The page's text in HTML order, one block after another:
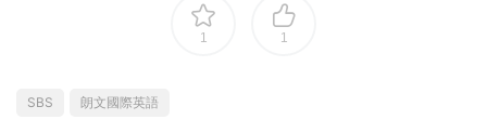
1 1
SBS 朗文國際英語